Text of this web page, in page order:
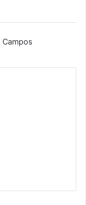
Campos